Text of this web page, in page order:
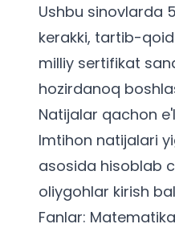
Ushbu sinovlarda
kerakki, tartib-
milliy sertifikat
hozirdanoq
Natijalar qachon
Imtihon natijalari
asosida hisoblab
oliygohlar kirish
Fanlar: